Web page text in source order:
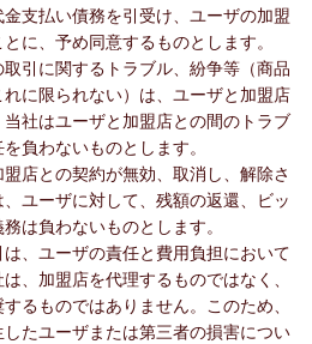
支払い債務を引受け、ユーザの加盟
に、予め同意するものとします。
引に関するトラブル、紛争等（商品
に限られない）は、ユーザと加盟店
社はユーザと加盟店との間のトラブ
負わないものとします。
店との契約が無効、取消し、解除さ
ユーザに対して、残額の返還、ビッ
は負わないものとします。
、ユーザの責任と費用負担において
、加盟店を代理するものではなく、
るものではありません。このため、
たユーザまたは第三者の損害につい